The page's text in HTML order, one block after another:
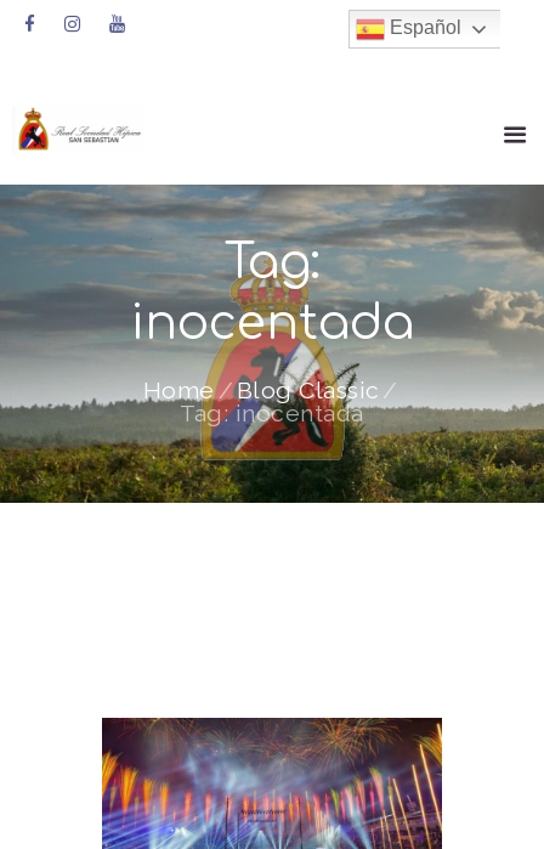
Tag:
inocentada
Home
Blog Classic
Tag: inocentada
Español